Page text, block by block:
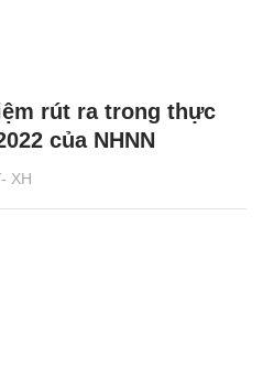
XH
rút ra trong thực
của NHNN